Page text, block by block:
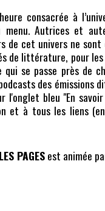
consacrée à
Autrices et
de cet univers ne sont
de littérature, pour
se passe près de
des émissions
l'onglet bleu "En
et à tous les liens
PAGESest animée